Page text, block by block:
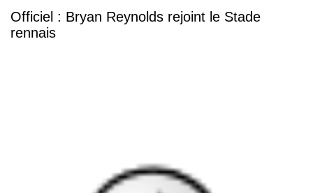
Officiel : Bryan Reynolds rejoint le Stade
rennais